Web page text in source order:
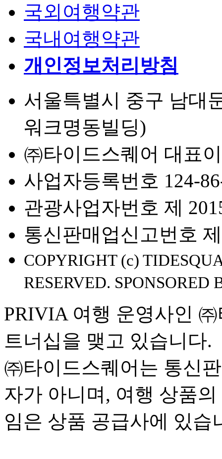
국외여행약관
국내여행약관
개인정보처리방침
서울특별시 중구 남대
워크명동빌딩)
㈜타이드스퀘어 대표
사업자등록번호 124-
관광사업자번호 제
통신판매업신고번호
COPYRIGHT (c)
RESERVED.
PRIVIA 여행 운영사인
트너십을 맺고 있습니다.
㈜타이드스퀘어는 통신
자가 아니며, 여행 상품
임은 상품 공급사에 있습